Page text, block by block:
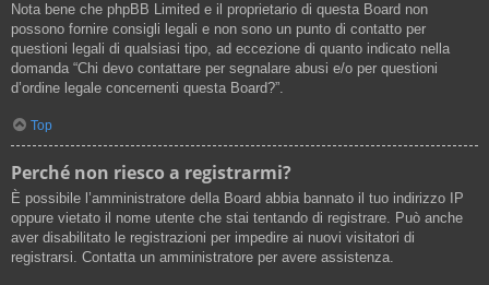
Nota bene che phpBB Limited e il proprietario di questa Board non
possono fornire consigli legali e non sono un punto di contatto per
questioni legali di qualsiasi tipo, ad eccezione di quanto indicato nella
domanda “Chi devo contattare per segnalare abusi e/o per questioni
d’ordine legale concernenti questa Board?”.
Top
Perché non riesco a registrarmi?
È possibile l’amministratore della Board abbia bannato il tuo indirizzo IP
oppure vietato il nome utente che stai tentando di registrare. Può anche
aver disabilitato le registrazioni per impedire ai nuovi visitatori di
registrarsi. Contatta un amministratore per avere assistenza.